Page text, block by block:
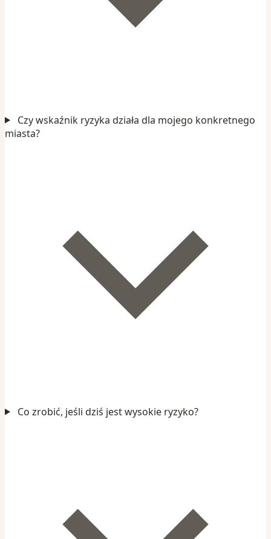
Czy wskaźnik ryzyka działa dla mojego konkretnego
miasta?
Co zrobić, jeśli dziś jest wysokie ryzyko?